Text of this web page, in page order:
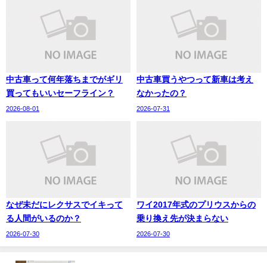
中古車って何年落ちまでがギリ
買ってもいいセーフライン？
2026-08-01
中古車買うやつって新車は考え
なかったの？
2026-07-31
なぜ未だにレクサスでイキって
る人間がいるのか？
2026-07-30
ワイ2017年式のプリウスからの
乗り換え先が決まらない
2026-07-30